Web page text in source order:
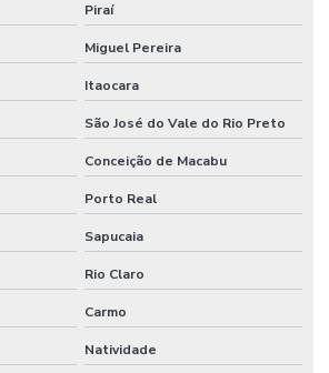
Piraí
Miguel Pereira
Itaocara
São José do Vale do Rio Preto
Conceição de Macabu
Porto Real
Sapucaia
Rio Claro
Carmo
Natividade